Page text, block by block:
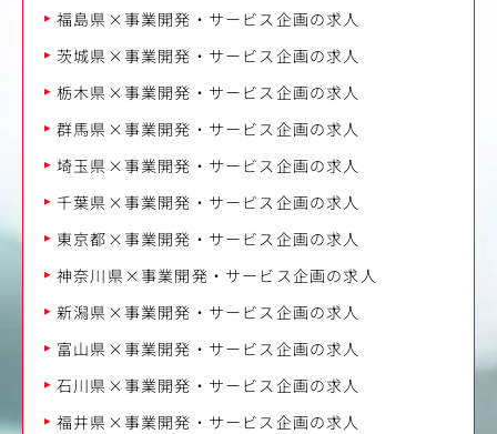
福島県×事業開発・サービス企画の求人
茨城県×事業開発・サービス企画の求人
栃木県×事業開発・サービス企画の求人
群馬県×事業開発・サービス企画の求人
埼玉県×事業開発・サービス企画の求人
千葉県×事業開発・サービス企画の求人
東京都×事業開発・サービス企画の求人
神奈川県×事業開発・サービス企画の求人
新潟県×事業開発・サービス企画の求人
富山県×事業開発・サービス企画の求人
石川県×事業開発・サービス企画の求人
福井県×事業開発・サービス企画の求人